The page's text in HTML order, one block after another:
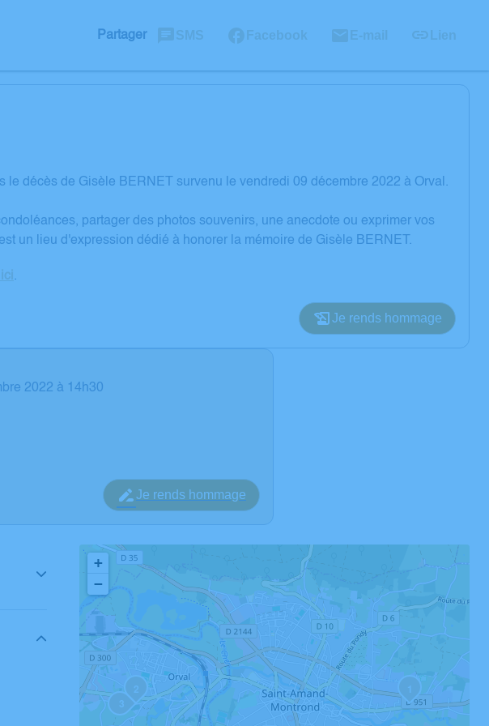
Partager SMS Facebook E-mail Lien
le décès de Gisèle BERNET survenu le vendredi 09 décembre 2022 à Orval.
partager des photos souvenirs, une anecdote ou exprimer vos
un lieu d'expression dédié à honorer la mémoire de Gisèle BERNET.
.
Je rends hommage
2022 à 14h30
Je rends hommage
1
2
3
+
−